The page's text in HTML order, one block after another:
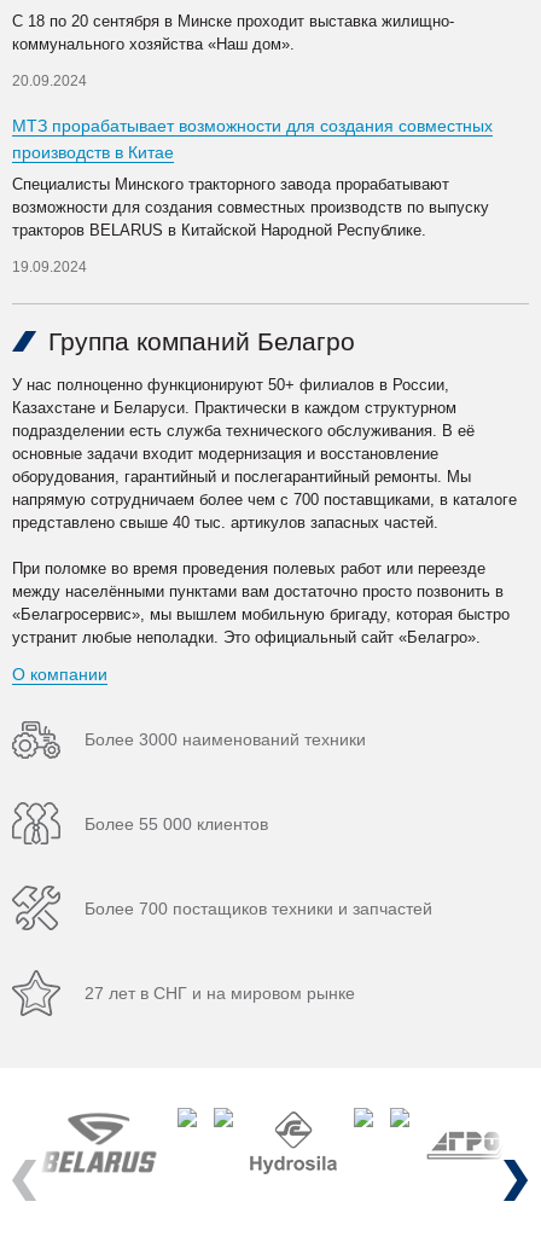
С 18 по 20 сентября в Минске проходит выставка жилищно-
коммунального хозяйства «Наш дом».
20.09.2024
МТЗ прорабатывает возможности для создания совместных
производств в Китае
Специалисты Минского тракторного завода прорабатывают
возможности для создания совместных производств по выпуску
тракторов BELARUS в Китайской Народной Республике.
19.09.2024
Группа компаний Белагро
У нас полноценно функционируют 50+ филиалов в России,
Казахстане и Беларуси. Практически в каждом структурном
подразделении есть служба технического обслуживания. В её
основные задачи входит модернизация и восстановление
оборудования, гарантийный и послегарантийный ремонты. Мы
напрямую сотрудничаем более чем с 700 поставщиками, в каталоге
представлено свыше 40 тыс. артикулов запасных частей.
При поломке во время проведения полевых работ или переезде
между населёнными пунктами вам достаточно просто позвонить в
«Белагросервис», мы вышлем мобильную бригаду, которая быстро
устранит любые неполадки. Это официальный сайт «Белагро».
О компании
Более 3000 наименований техники
Более 55 000 клиентов
Более 700 постащиков техники и запчастей
27 лет в СНГ и на мировом рынке
Previous Next